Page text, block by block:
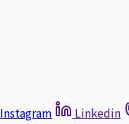
Instagram Linkedin